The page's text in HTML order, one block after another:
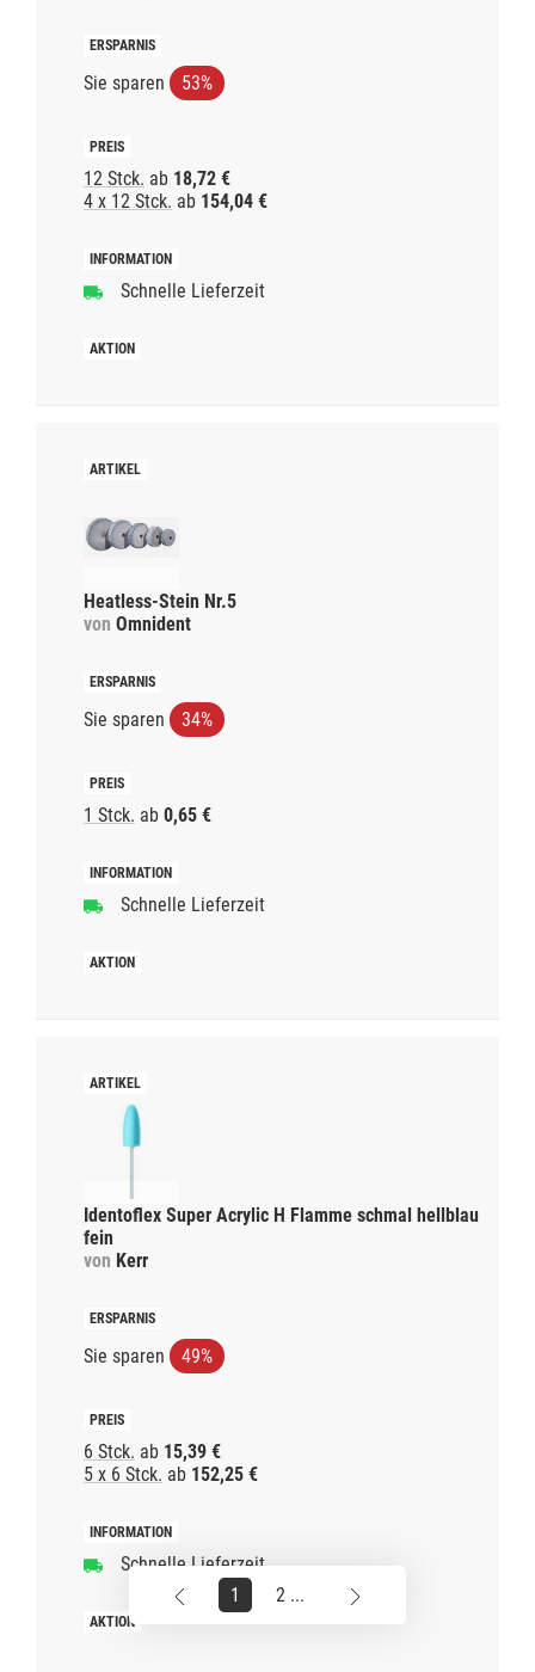
Sie sparen 53%
12 Stck. ab 18,72 €
4 x 12 Stck. ab 154,04 €
Schnelle Lieferzeit
Heatless-Stein Nr.5
von Omnident
Sie sparen 34%
1 Stck. ab 0,65 €
Schnelle Lieferzeit
Identoflex Super Acrylic H Flamme schmal hellblau
fein
von Kerr
Sie sparen 49%
6 Stck. ab 15,39 €
5 x 6 Stck. ab 152,25 €
Schnelle Lieferzeit
1
2 ...